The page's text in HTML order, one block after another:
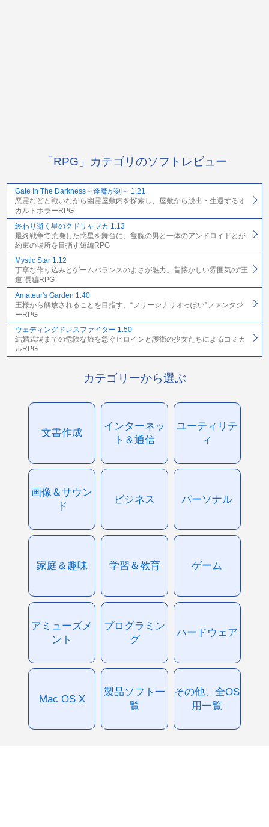
「RPG」カテゴリのソフトレビュー
Gate In The Darkness～逢魔が刻～ 1.21
悪霊などと戦いながら幽霊屋敷内を探索し、屋敷から脱出・生還するオ
カルトホラーRPG
終わり逝く星のクドリャフカ 1.13
最終戦争で荒廃した惑星を舞台に、隻腕の男と一体のアンドロイドとが
約束の場所を目指す短編RPG
Mystic Star 1.12
丁寧な作り込みとゲームバランスのよさが魅力。昔懐かしい雰囲気の“王
道”長編RPG
Amateur's Garden 1.40
王様から解放されることを目指す、“フリーシナリオっぽい”ファンタジ
ーRPG
ウェディングドレスファイター 1.50
結婚式場までの危険な旅を急ぐヒロインと護衛の少女たちによるコミカ
ルRPG
カテゴリーから選ぶ
文書作成
インターネッ
ト＆通信
ユーティリテ
ィ
画像＆サウン
ド
ビジネス パーソナル
家庭＆趣味 学習＆教育 ゲーム
アミューズメ
ント
プログラミン
グ
ハードウェア
Mac OS X
製品ソフト一
覧
その他、全OS
用一覧